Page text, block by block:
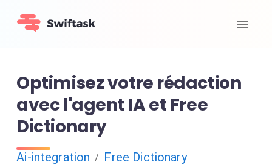
Optimisez votre rédaction
avec l'agent IA et Free
Dictionary
Ai-integration / Free Dictionary